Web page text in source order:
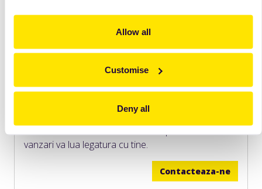
Allow all
Customise
Deny all
vanzari va lua legatura cu tine.
Contacteaza-ne